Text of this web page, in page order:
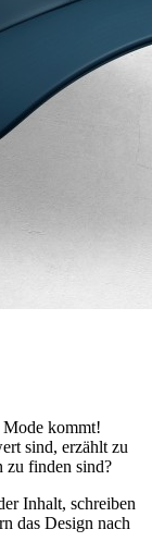
Mode kommt!
sind, erzählt zu
zu finden sind?
Inhalt, schreiben
das Design nach